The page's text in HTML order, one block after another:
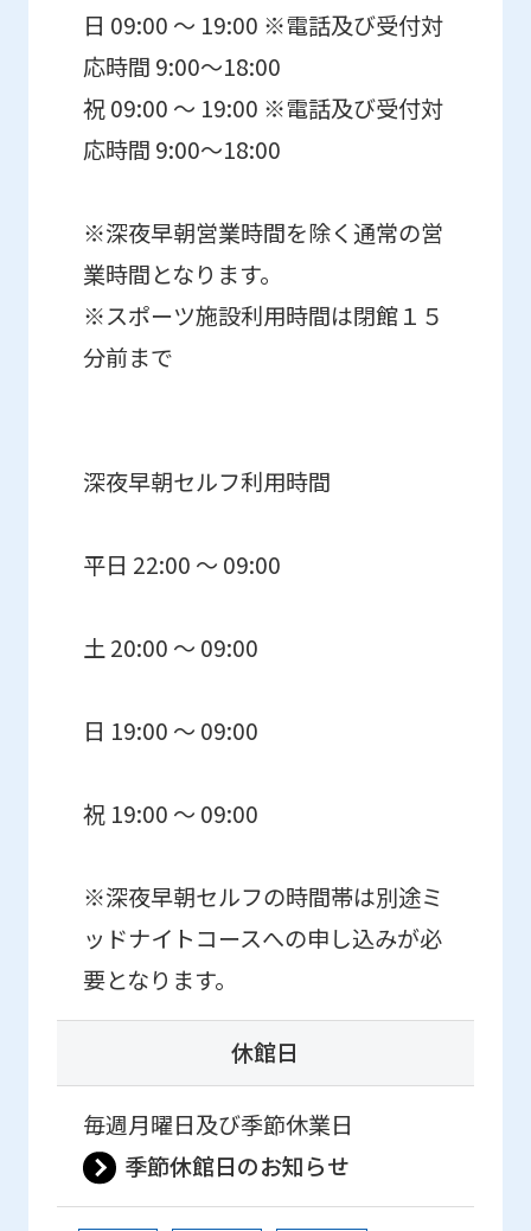
日 09:00 ～ 19:00 ※電話及び受付対
応時間 9:00〜18:00
祝 09:00 ～ 19:00 ※電話及び受付対
応時間 9:00〜18:00
※深夜早朝営業時間を除く通常の営
業時間となります。
※スポーツ施設利用時間は閉館１５
分前まで
深夜早朝セルフ利用時間
平日 22:00 ～ 09:00
土 20:00 ～ 09:00
日 19:00 ～ 09:00
祝 19:00 ～ 09:00
※深夜早朝セルフの時間帯は別途ミ
ッドナイトコースへの申し込みが必
要となります。
休館日
毎週月曜日及び季節休業日
季節休館日のお知らせ